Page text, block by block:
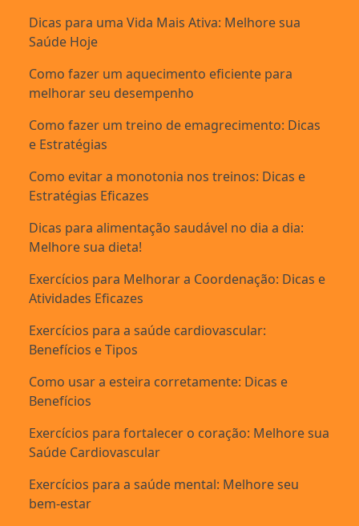
Dicas para uma Vida Mais Ativa: Melhore sua
Saúde Hoje
Como fazer um aquecimento eficiente para
melhorar seu desempenho
Como fazer um treino de emagrecimento: Dicas
e Estratégias
Como evitar a monotonia nos treinos: Dicas e
Estratégias Eficazes
Dicas para alimentação saudável no dia a dia:
Melhore sua dieta!
Exercícios para Melhorar a Coordenação: Dicas e
Atividades Eficazes
Exercícios para a saúde cardiovascular:
Benefícios e Tipos
Como usar a esteira corretamente: Dicas e
Benefícios
Exercícios para fortalecer o coração: Melhore sua
Saúde Cardiovascular
Exercícios para a saúde mental: Melhore seu
bem-estar